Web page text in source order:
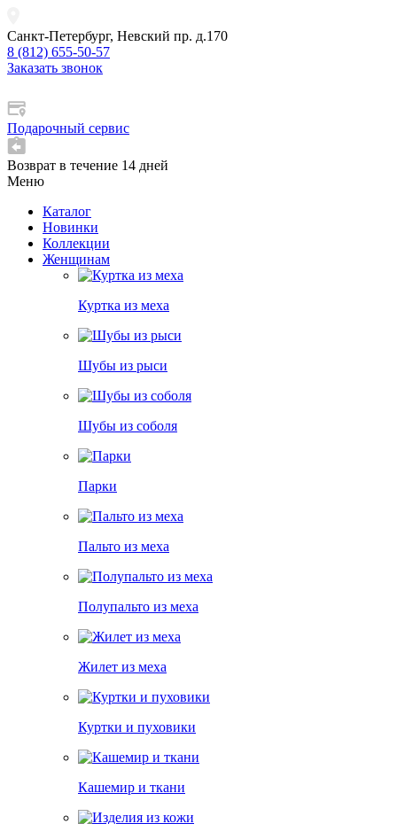
Санкт-Петербург, Невский пр. д.170
8 (812) 655-50-57
Заказать звонок
Подарочный сервис
Возврат в течение 14 дней
Меню
Каталог
Новинки
Коллекции
Женщинам
Куртка из меха
Шубы из рыси
Шубы из соболя
Парки
Пальто из меха
Полупальто из меха
Жилет из меха
Куртки и пуховики
Кашемир и ткани